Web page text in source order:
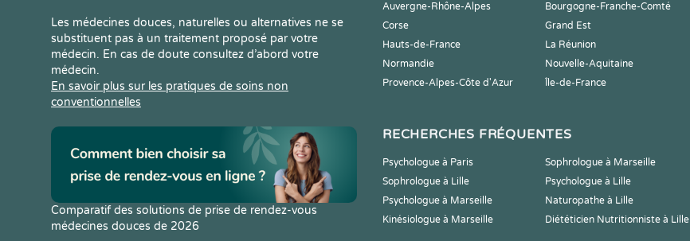
Les médecines douces, naturelles ou alternatives ne se
substituent pas à un traitement proposé par votre
médecin. En cas de doute consultez d’abord votre
médecin.
En savoir plus sur les pratiques de soins non
conventionnelles
Comparatif des solutions de prise de rendez-vous
médecines douces de 2026
Auvergne-Rhône-Alpes Bourgogne-Franche-Comté
Corse
Grand Est
Hauts-de-France
La Réunion
Normandie
Nouvelle-Aquitaine
Provence-Alpes-Côte d'Azur
Île-de-France
RECHERCHES FRÉQUENTES
Psychologue à Paris Sophrologue à Marseille
Sophrologue à Lille
Psychologue à Lille
Psychologue à Marseille
Naturopathe à Lille
Kinésiologue à Marseille
Diététicien Nutritionniste à Lille